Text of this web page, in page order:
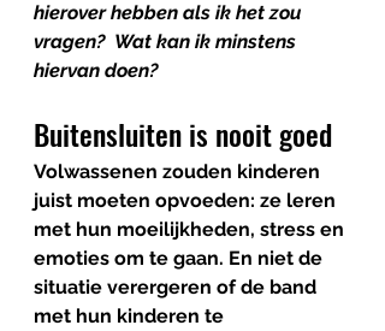
hierover hebben als ik het zou
vragen?  Wat kan ik minstens
hiervan doen?
Buitensluiten is nooit goed
Volwassenen zouden kinderen
juist moeten opvoeden: ze leren
met hun moeilijkheden, stress en
emoties om te gaan. En niet de
situatie verergeren of de band
met hun kinderen te